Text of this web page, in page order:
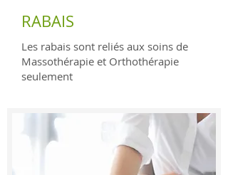
RABAIS
Les rabais sont reliés aux soins de
Massothérapie et Orthothérapie
seulement